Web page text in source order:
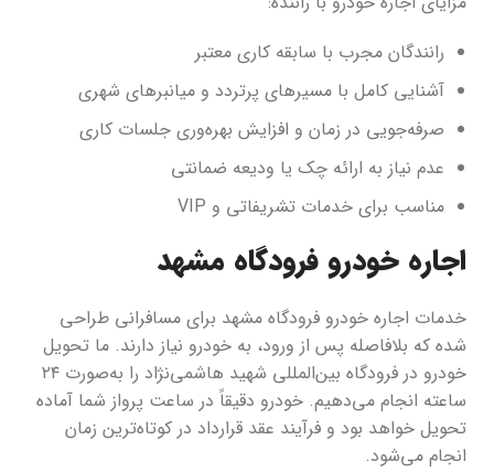
رانندگان مجرب با سابقه کاری معتبر
آشنایی کامل با مسیرهای پرتردد و میانبرهای شهری
صرفه‌جویی در زمان و افزایش بهره‌وری جلسات کاری
عدم نیاز به ارائه چک یا ودیعه ضمانتی
مناسب برای خدمات تشریفاتی و VIP
اجاره خودرو فرودگاه مشهد
خدمات اجاره خودرو فرودگاه مشهد برای مسافرانی طراحی
شده که بلافاصله پس از ورود، به خودرو نیاز دارند. ما تحویل
خودرو در فرودگاه بین‌المللی شهید هاشمی‌نژاد را به‌صورت ۲۴
ساعته انجام می‌دهیم. خودرو دقیقاً در ساعت پرواز شما آماده
تحویل خواهد بود و فرآیند عقد قرارداد در کوتاه‌ترین زمان
انجام می‌شود.